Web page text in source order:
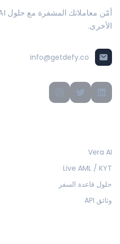
الأخرى.
info@getdefy.co
Vera AI
Live AML / KYT
حلول قاعدة السفر
وثائق API